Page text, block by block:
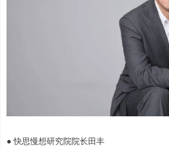
● 快思慢想研究院院长田丰